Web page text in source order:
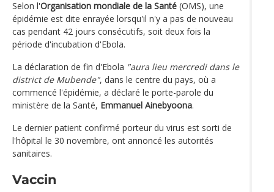
Selon l'Organisation mondiale de la Santé (OMS), une
épidémie est dite enrayée lorsqu'il n'y a pas de nouveau
cas pendant 42 jours consécutifs, soit deux fois la
période d'incubation d'Ebola.
La déclaration de fin d'Ebola "aura lieu mercredi dans le
district de Mubende", dans le centre du pays, où a
commencé l'épidémie, a déclaré le porte-parole du
ministère de la Santé, Emmanuel Ainebyoona.
Le dernier patient confirmé porteur du virus est sorti de
l'hôpital le 30 novembre, ont annoncé les autorités
sanitaires.
Vaccin